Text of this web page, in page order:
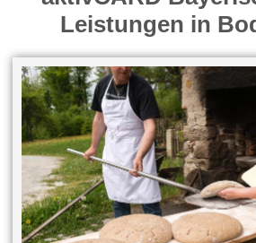
Leistungen in